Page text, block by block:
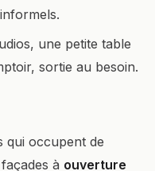
une petite table
sortie au besoin.
qui occupent de
à ouverture